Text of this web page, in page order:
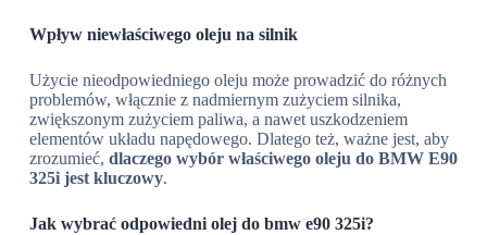
Wpływ niewłaściwego oleju na silnik
Użycie nieodpowiedniego oleju może prowadzić do różnych
problemów, włącznie z nadmiernym zużyciem silnika,
zwiększonym zużyciem paliwa, a nawet uszkodzeniem
elementów układu napędowego. Dlatego też, ważne jest, aby
zrozumieć, dlaczego wybór właściwego oleju do BMW E90
325i jest kluczowy.
Jak wybrać odpowiedni olej do bmw e90 325i?